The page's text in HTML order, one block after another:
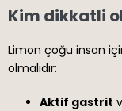
Kim dikkatli
Limon çoğu insan
olmalıdır:
Aktif gastrit